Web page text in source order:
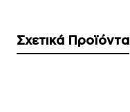
Σχετικά Προϊόντα